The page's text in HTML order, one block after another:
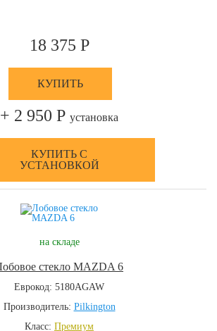
18 375 Р
КУПИТЬ
+ 2 950 Р установка
КУПИТЬ С
УСТАНОВКОЙ
на складе
стекло MAZDA 6
Еврокод: 5180AGAW
Производитель: Pilkington
Класс: Премиум